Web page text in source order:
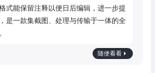
式能保留注释以便日后编辑，进一步提
是一款集截图、处理与传输于一体的全
随便看看